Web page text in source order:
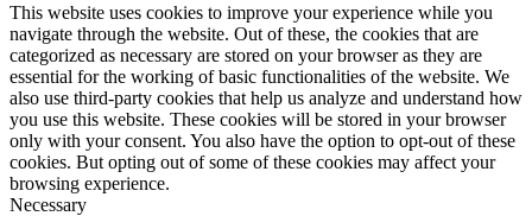
This website uses cookies to improve your experience while you
navigate through the website. Out of these, the cookies that are
categorized as necessary are stored on your browser as they are
essential for the working of basic functionalities of the website. We
also use third-party cookies that help us analyze and understand how
you use this website. These cookies will be stored in your browser
only with your consent. You also have the option to opt-out of these
cookies. But opting out of some of these cookies may affect your
browsing experience.
Necessary